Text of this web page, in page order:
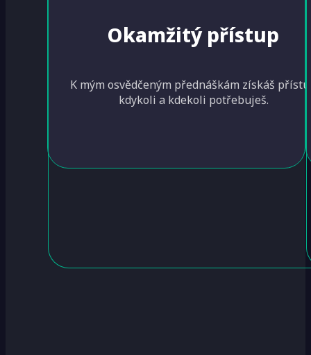
Okamžitý přístup
K mým osvědčeným přednáškám získáš
kdykoli a kdekoli potřebuješ.